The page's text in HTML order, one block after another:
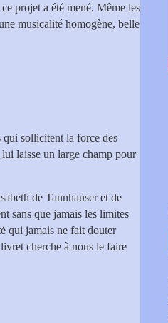
projet a été mené. Même les
musicalité homogène, belle
qui sollicitent la force des
laisse un large champ pour
de Tannhauser et de
sans que jamais les limites
qui jamais ne fait douter
cherche à nous le faire